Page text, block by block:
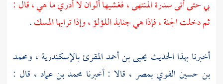
بي حتى أتى سدرة المنتهى ، فغشيها ألوان لا أدري ما هي ، قال :
ثم دخلت الجنة ، فإذا هي جنابذ اللؤلؤ ، وإذا ترابها المسك.
أخبرنا بهذا الحديث يحيى بن أحمد المقرئبالإسكندرية ، ومحمد
بن حسين الفوي بمصر ، قالا : أخبرنا محمد بن عماد ، قال :